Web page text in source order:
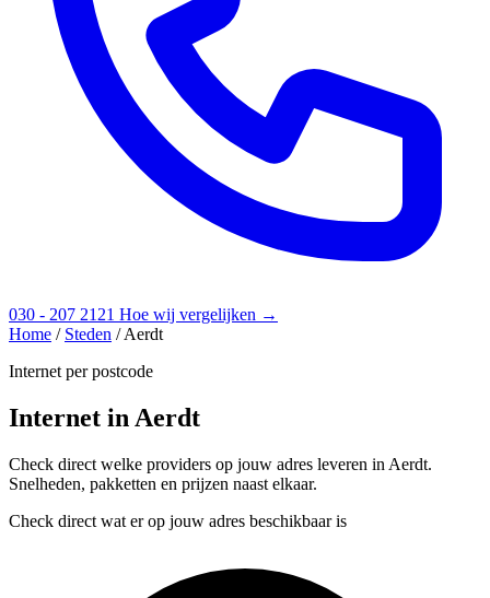
030 - 207 2121 Hoe wij vergelijken →
Home / Steden / Aerdt
Internet per postcode
Internet in Aerdt
Check direct welke providers op jouw adres leveren in Aerdt.
Snelheden, pakketten en prijzen naast elkaar.
Check direct wat er op jouw adres beschikbaar is